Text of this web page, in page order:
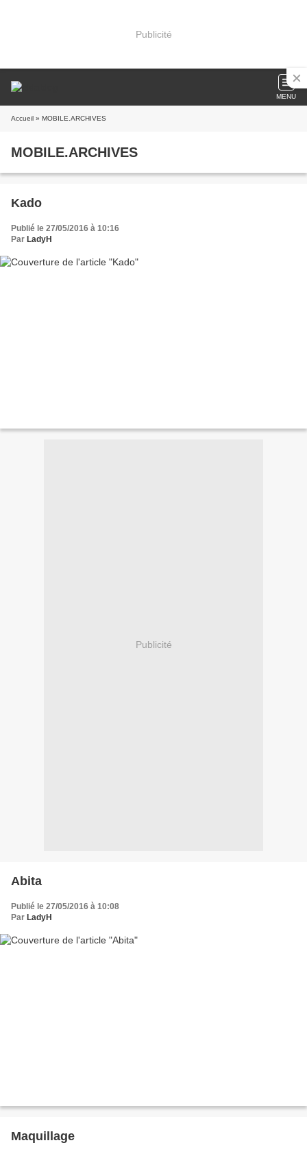
Publicité
MENU
Accueil » MOBILE.ARCHIVES
MOBILE.ARCHIVES
Kado
Publié le 27/05/2016 à 10:16
Par LadyH
Publicité
Abita
Publié le 27/05/2016 à 10:08
Par LadyH
Maquillage